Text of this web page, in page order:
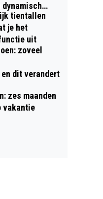
dynamisch
tientallen
je het
uit
zoveel
dit verandert
zes maanden
vakantie